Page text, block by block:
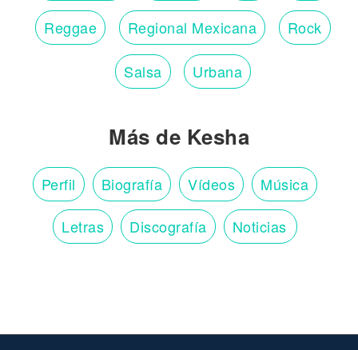
Reggae Regional Mexicana Rock
Salsa Urbana
Más de Kesha
Perfil Biografía Vídeos Música
Letras Discografía Noticias